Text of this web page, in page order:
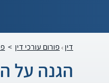
דין פורום עורכי דין >
הגנה על